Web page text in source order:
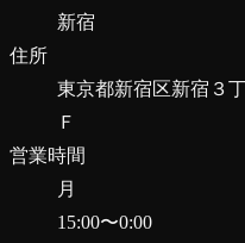
新宿
住所
東京都新宿区新宿３
Ｆ
営業時間
月
15:00〜0:00